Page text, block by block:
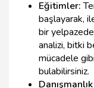
Eğitimler:
başlayarak,
bir
analizi, bitki
mücadele
bulabilirsiniz.